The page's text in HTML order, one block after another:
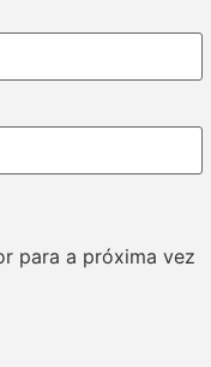
para a próxima vez